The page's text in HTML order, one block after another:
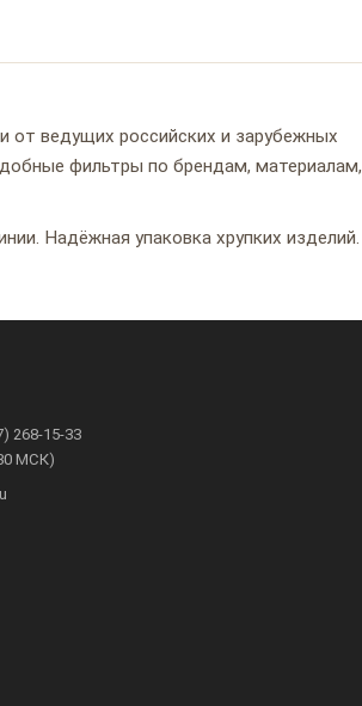
от ведущих российских и зарубежных
фильтры по брендам, материалам,
Надёжная упаковка хрупких изделий.
268-15-33
МСК)